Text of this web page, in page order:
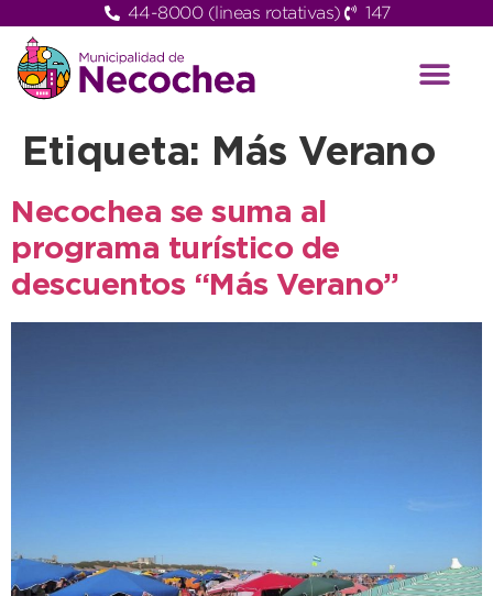
44-8000 (lineas rotativas) 147
Etiqueta: Más Verano
Necochea se suma al
programa turístico de
descuentos “Más Verano”